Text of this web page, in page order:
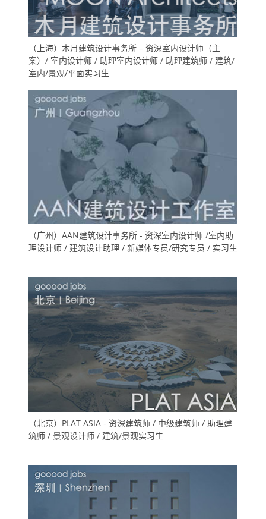
（上海）木月建筑设计事务所 – 资深室内设计师（主
案）/ 室内设计师 / 助理室内设计师 / 助理建筑师 / 建筑/
室内/景观/平面实习生
（广州）AAN建筑设计事务所 - 资深室内设计师 /室内助
理设计师 / 建筑设计助理 / 新媒体专员/研究专员 / 实习生
（北京）PLAT ASIA - 资深建筑师 / 中级建筑师 / 助理建
筑师 / 景观设计师 / 建筑/景观实习生